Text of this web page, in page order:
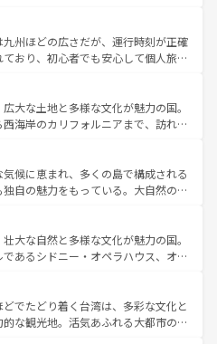
それぞれで全く異なる文化を体験で
。 なお、新着のフランス情報はコンテンツ一覧
験してほしい。 なお、新着の
ンツ一覧を参照してほしい。
がある。また、優雅なアフタヌーン
にはたまらない英国パブ、サッカー観
そできる体験も豊富。イギリスを旅
しい。
九州ほどの広さだが、運行時刻が正確
おり、初心者でも安心して個人旅行
町や、スイスならではのユニークな
ス観光だけでなく町歩きも満喫する
所得が高いため物価も高いが、旅行
楽しむこともできる。 なお、新
ンテンツ一覧 を参照してほしい。
大な土地と多様な文化が魅力の国。
海岸のカリフォルニアまで、訪れる
観光、ショッピング、エンターテイ
激的なスポットだ。一方、アメリカ
り、グランドキャニオンやイエロー
では、音楽と美食が融合した独特の
アメリカの各地域で異なる魅力を楽
性と豊かな歴史を感じることができ
なお、新着のアメリカ
覧を参照してほしい。
候に恵まれ、多くの島で構成される
自の魅力をもっている。大自然の神
また、定番の観光地といえばオアフ
求めるならマウイ島やカウアイ島が
グリーンに輝く海をはじめ、豊かな
訪れる人々を迎えてくれるハワイの
ルフードやハワイアンミュージッ
スなど、すべてがハワイの魅力を彩
大な自然と多様な文化が魅力の国。
あるシドニー・オペラハウス、オー
部にそびえるウルル（エアーズロッ
しい原生林やケアンズの熱帯雨林な
ん。また、カフェやワイン、オージ
でたどり着く台湾は、多彩な文化と
な観光地。活気あふれる大都市の台